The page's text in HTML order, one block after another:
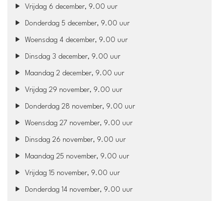
Vrijdag 6 december, 9.00 uur
Donderdag 5 december, 9.00 uur
Woensdag 4 december, 9.00 uur
Dinsdag 3 december, 9.00 uur
Maandag 2 december, 9.00 uur
Vrijdag 29 november, 9.00 uur
Donderdag 28 november, 9.00 uur
Woensdag 27 november, 9.00 uur
Dinsdag 26 november, 9.00 uur
Maandag 25 november, 9.00 uur
Vrijdag 15 november, 9.00 uur
Donderdag 14 november, 9.00 uur